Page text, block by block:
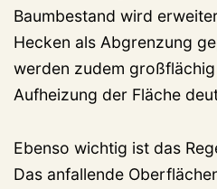
Baumbestand wird
Hecken als Abgrenzung
werden zudem
Aufheizung der Fläche
Ebenso wichtig ist das
Das anfallende